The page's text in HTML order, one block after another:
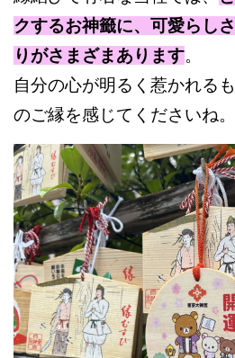
クするお神籤に、可愛らし
りがさまざまあります。
自分の心が明るく惹かれる
のご縁を感じてくださいね。